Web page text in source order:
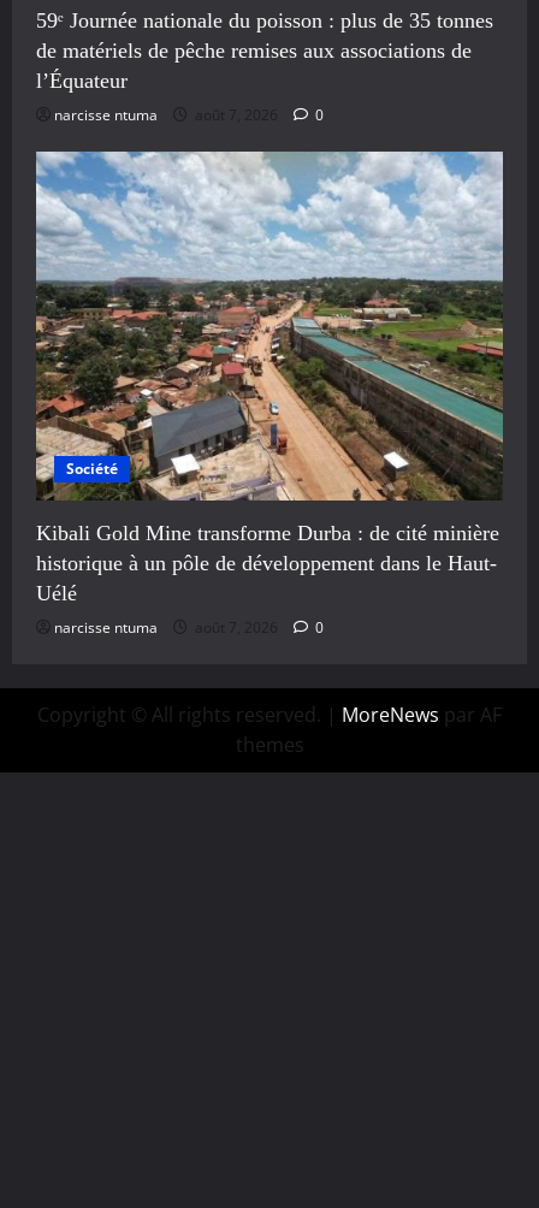
59ᵉ Journée nationale du poisson : plus de 35 tonnes
de matériels de pêche remises aux associations de
l’Équateur
narcisse ntuma août 7, 2026 0
Société
Kibali Gold Mine transforme Durba : de cité minière
historique à un pôle de développement dans le Haut-
Uélé
narcisse ntuma août 7, 2026 0
Copyright © All rights reserved. | MoreNews par AF
themes